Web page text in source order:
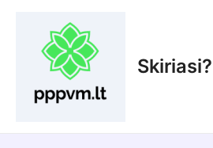
Skiriasi?